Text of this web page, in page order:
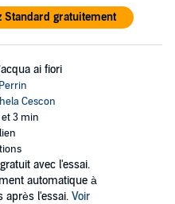
Standard gratuitement
ai fiori
Cescon
et 3 min
avec l'essai.
automatique à
après l'essai. Voir